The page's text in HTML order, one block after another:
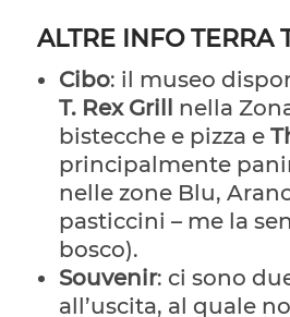
ALTRE INFO TERRA
Cibo: il museo
T. Rex Grill nella
bistecche e pizza e
principalmente
nelle zone Blu,
pasticcini – me la
bosco).
Souvenir: ci sono
all’uscita, al quale